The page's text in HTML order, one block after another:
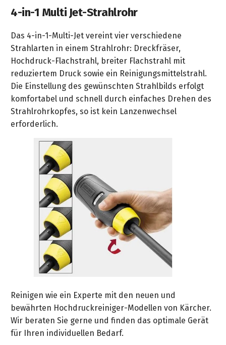
4-in-1 Multi Jet-Strahlrohr
Das 4-in-1-Multi-Jet vereint vier verschiedene
Strahlarten in einem Strahlrohr: Dreckfräser,
Hochdruck-Flachstrahl, breiter Flachstrahl mit
reduziertem Druck sowie ein Reinigungsmittelstrahl.
Die Einstellung des gewünschten Strahlbilds erfolgt
komfortabel und schnell durch einfaches Drehen des
Strahlrohrkopfes, so ist kein Lanzenwechsel
erforderlich.
Reinigen wie ein Experte mit den neuen und
bewährten Hochdruckreiniger-Modellen von Kärcher.
Wir beraten Sie gerne und finden das optimale Gerät
für Ihren individuellen Bedarf.